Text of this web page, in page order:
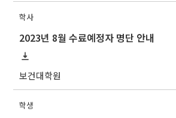
학사
2023년 8월 수료예정자 명단 안내
보건대학원
학생